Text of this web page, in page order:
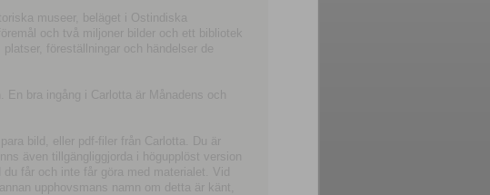
museer, beläget i Ostindiska
och två miljoner bilder och ett bibliotek
föreställningar och händelser de
bra ingång i Carlotta är Månadens och
bild, eller pdf-filer från Carlotta. Du är
även tillgängliggjorda i högupplöst version
får och inte får göra med materialet. Vid
upphovsmans namn om detta är känt,